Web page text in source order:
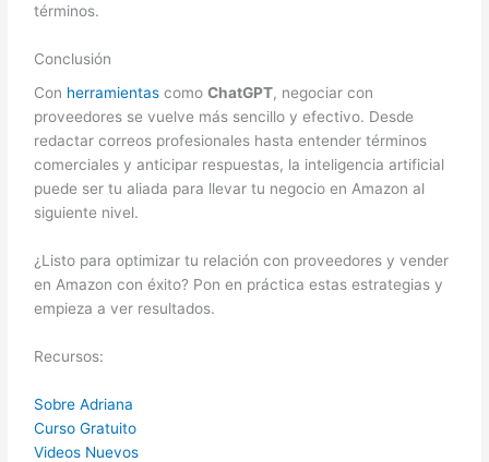
términos.
Conclusión
Con herramientascomoChatGPT, negociar con
proveedores se vuelve más sencillo y efectivo. Desde
redactar correos profesionales hasta entender términos
comerciales y anticipar respuestas, la inteligencia artificial
puede ser tu aliada para llevar tu negocio en Amazon al
siguiente nivel.
¿Listo para optimizar tu relación con proveedores y vender
en Amazon con éxito? Pon en práctica estas estrategias y
empieza a ver resultados.
Recursos:
Sobre Adriana
Curso Gratuito
Videos Nuevos